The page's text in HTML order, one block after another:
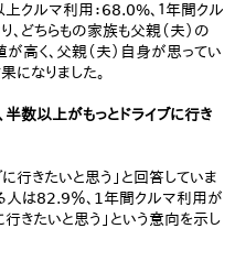
クルマ利用：68.0%、１年間クル
どちらもの家族も父親（夫）の
高く、父親（夫）自身が思ってい
になりました。
数以上がもっとドライブに行き
行きたいと思う」と回答していま
人は82.9％、1年間クルマ利用が
きたいと思う」という意向を示し